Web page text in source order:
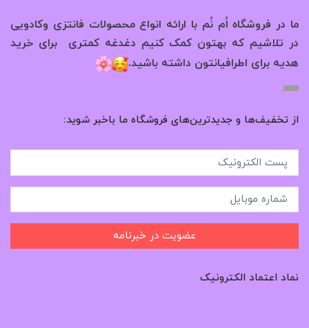
ما در فروشگاه اُم نُم با ارائه انواع محصولات فانتزی وکادویی
در تلاشیم که بهتون کمک کنیم دغدغه کمتری برای خرید
هدیه برای اطرافیانتون داشته باشید.
از تخفیف‌ها و جدیدترین‌های فروشگاه ما باخبر شوید:
عضویت در خبرنامه
نماد اعتماد الکترونیک